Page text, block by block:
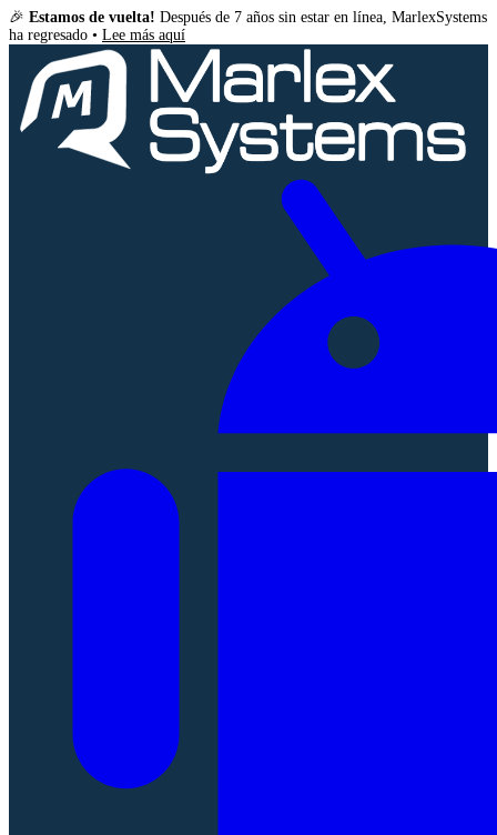
🎉 Estamos de vuelta! Después de 7 años sin estar en línea, MarlexSystems
ha regresado • Lee más aquí